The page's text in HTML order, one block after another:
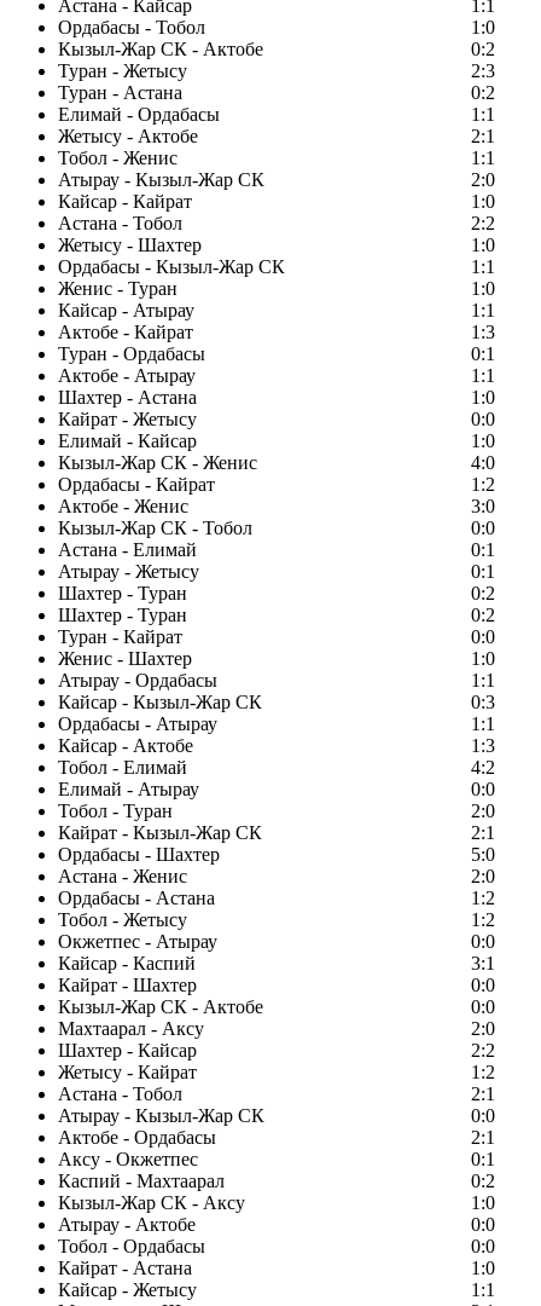
Астана - Кайсар
1:1
Ордабасы - Тобол
1:0
Кызыл-Жар СК - Актобе
0:2
Туран - Жетысу
2:3
Туран - Астана
0:2
Елимай - Ордабасы
1:1
Жетысу - Актобе
2:1
Тобол - Женис
1:1
Атырау - Кызыл-Жар СК
2:0
Кайсар - Кайрат
1:0
Астана - Тобол
2:2
Жетысу - Шахтер
1:0
Ордабасы - Кызыл-Жар СК
1:1
Женис - Туран
1:0
Кайсар - Атырау
1:1
Актобе - Кайрат
1:3
Туран - Ордабасы
0:1
Актобе - Атырау
1:1
Шахтер - Астана
1:0
Кайрат - Жетысу
0:0
Елимай - Кайсар
1:0
Кызыл-Жар СК - Женис
4:0
Ордабасы - Кайрат
1:2
Актобе - Женис
3:0
Кызыл-Жар СК - Тобол
0:0
Астана - Елимай
0:1
Атырау - Жетысу
0:1
Шахтер - Туран
0:2
Шахтер - Туран
0:2
Туран - Кайрат
0:0
Женис - Шахтер
1:0
Атырау - Ордабасы
1:1
Кайсар - Кызыл-Жар СК
0:3
Ордабасы - Атырау
1:1
Кайсар - Актобе
1:3
Тобол - Елимай
4:2
Елимай - Атырау
0:0
Тобол - Туран
2:0
Кайрат - Кызыл-Жар СК
2:1
Ордабасы - Шахтер
5:0
Астана - Женис
2:0
Ордабасы - Астана
1:2
Тобол - Жетысу
1:2
Окжетпес - Атырау
0:0
Кайсар - Каспий
3:1
Кайрат - Шахтер
0:0
Кызыл-Жар СК - Актобе
0:0
Махтаарал - Аксу
2:0
Шахтер - Кайсар
2:2
Жетысу - Кайрат
1:2
Астана - Тобол
2:1
Атырау - Кызыл-Жар СК
0:0
Актобе - Ордабасы
2:1
Аксу - Окжетпес
0:1
Каспий - Махтаарал
0:2
Кызыл-Жар СК - Аксу
1:0
Атырау - Актобе
0:0
Тобол - Ордабасы
0:0
Кайрат - Астана
1:0
Кайсар - Жетысу
1:1